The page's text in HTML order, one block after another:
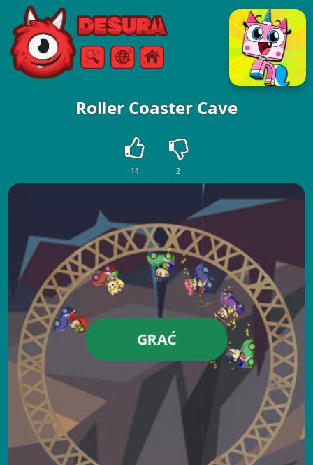
Free Online Games
SzukajMenu
Roller Coaster Cave
14 2
GRAĆ